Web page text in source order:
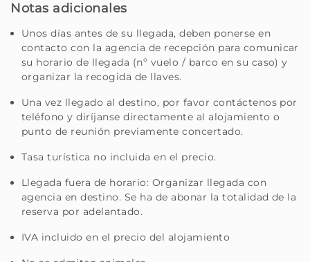
Notas adicionales
Unos días antes de su llegada, deben ponerse en
contacto con la agencia de recepción para comunicar
su horario de llegada (nº vuelo / barco en su caso) y
organizar la recogida de llaves.
Una vez llegado al destino, por favor contáctenos por
teléfono y diríjanse directamente al alojamiento o
punto de reunión previamente concertado.
Tasa turística no incluida en el precio.
Llegada fuera de horario: Organizar llegada con
agencia en destino. Se ha de abonar la totalidad de la
reserva por adelantado.
IVA incluido en el precio del alojamiento